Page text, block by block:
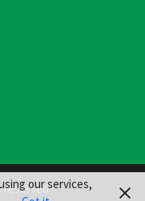
reservedour services,